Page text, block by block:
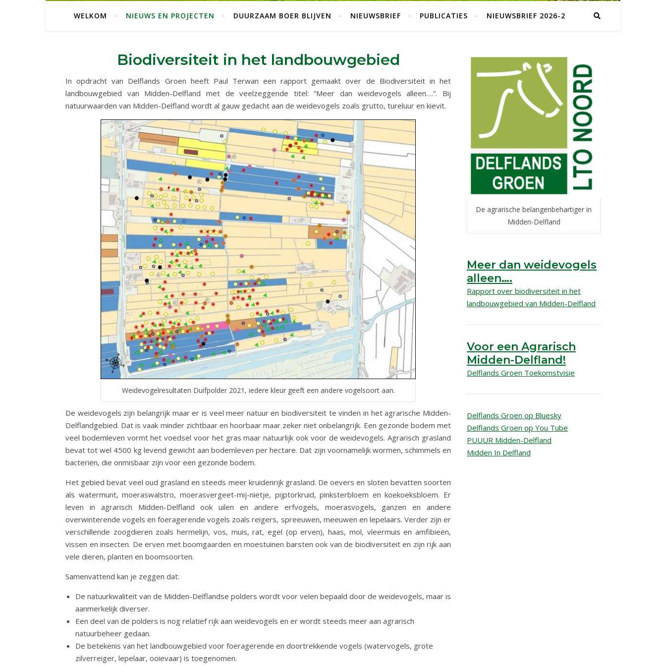
WELKOM NIEUWS EN PROJECTEN DUURZAAM BOER BLIJVEN NIEUWSBRIEF PUBLICATIES NIEUWSBRIEF 2026-2
Biodiversiteit in het landbouwgebied
In opdracht van Delflands Groen heeft Paul Terwan een rapport gemaakt over de Biodiversiteit in het
landbouwgebied van Midden-Delfland met de veelzeggende titel: “Meer dan weidevogels alleen….”. Bij
natuurwaarden van Midden-Delfland wordt al gauw gedacht aan de weidevogels zoals grutto, tureluur en kievit.
Weidevogelresultaten Duifpolder 2021, iedere kleur geeft een andere vogelsoort aan.
De weidevogels zijn belangrijk maar er is veel meer natuur en biodiversiteit te vinden in het agrarische Midden-
Delflandgebied. Dat is vaak minder zichtbaar en hoorbaar maar zeker niet onbelangrijk. Een gezonde bodem met
veel bodemleven vormt het voedsel voor het gras maar natuurlijk ook voor de weidevogels. Agrarisch grasland
bevat tot wel 4500 kg levend gewicht aan bodemleven per hectare. Dat zijn voornamelijk wormen, schimmels en
bacteriën, die onmisbaar zijn voor een gezonde bodem.
Het gebied bevat veel oud grasland en steeds meer kruidenrijk grasland. De oevers en sloten bevatten soorten
als watermunt, moeraswalstro, moerasvergeet-mij-nietje, pijptorkruid, pinksterbloem en koekoeksbloem. Er
leven in agrarisch Midden-Delfland ook uilen en andere erfvogels, moerasvogels, ganzen en andere
overwinterende vogels en foeragerende vogels zoals reigers, spreeuwen, meeuwen en lepelaars. Verder zijn er
verschillende zoogdieren zoals hermelijn, vos, muis, rat, egel (op erven), haas, mol, vleermuis en amfibieën,
vissen en insecten. De erven met boomgaarden en moestuinen barsten ook van de biodiversiteit en zijn rijk aan
vele dieren, planten en boomsoorten.
Samenvattend kan je zeggen dat:
De natuurkwaliteit van de Midden-Delflandse polders wordt voor velen bepaald door de weidevogels, maar is
aanmerkelijk diverser.
Een deel van de polders is nog relatief rijk aan weidevogels en er wordt steeds meer aan agrarisch
natuurbeheer gedaan.
De betekenis van het landbouwgebied voor foeragerende en doortrekkende vogels (watervogels, grote
zilverreiger, lepelaar, ooievaar) is toegenomen.
De agrarische belangenbehartiger in
Midden-Delfland
Meer dan weidevogels
alleen….
Rapport over biodiversiteit in het
landbouwgebied van Midden-Delfland
Voor een Agrarisch
Midden-Delfland!
Delflands Groen Toekomstvisie
Delflands Groen op Bluesky
Delflands Groen op You Tube
PUUUR Midden-Delfland
Midden In Delfland